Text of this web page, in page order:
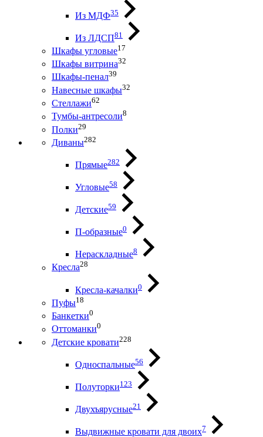
Из МДФ35
Из ЛДСП81
Шкафы угловые17
Шкафы витрина32
Шкафы-пенал39
Навесные шкафы32
Стеллажи62
Тумбы-антресоли8
Полки29
Диваны282
Прямые282
Угловые58
Детские59
П-образные0
Нераскладные8
Кресла28
Кресла-качалки0
Пуфы18
Банкетки0
Оттоманки0
Детские кровати228
Односпальные56
Полуторки123
Двухъярусные21
Выдвижные кровати для двоих7